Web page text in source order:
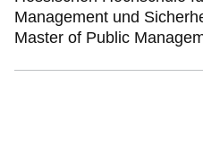
Management und
Master of Public